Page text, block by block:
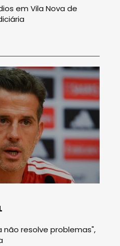
em Vila Nova de
resolve problemas",